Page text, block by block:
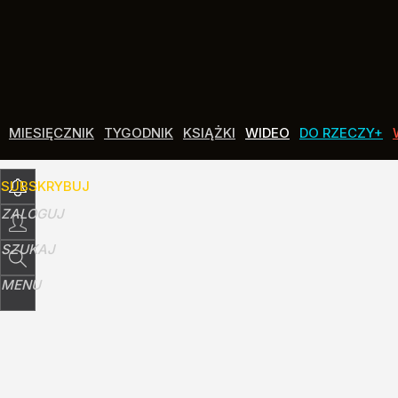
MIESIĘCZNIK TYGODNIK KSIĄŻKI WIDEO DO RZECZY+
SUBSKRYBUJ
ZALOGUJ
SZUKAJ
MENU